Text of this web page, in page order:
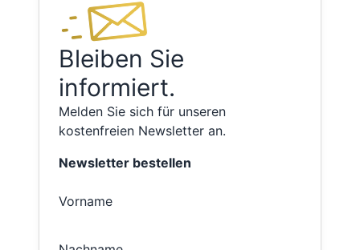
Bleiben Sie
informiert.
Melden Sie sich für unseren
kostenfreien Newsletter an.